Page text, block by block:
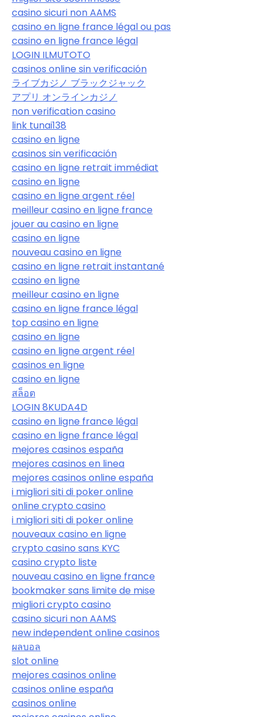
casino sicuri non AAMS
casino en ligne france légal ou pas
casino en ligne france légal
LOGIN ILMUTOTO
casinos online sin verificación
ライブカジノ ブラックジャック
アプリ オンラインカジノ
non verification casino
link tunai138
casino en ligne
casinos sin verificación
casino en ligne retrait immédiat
casino en ligne
casino en ligne argent réel
meilleur casino en ligne france
jouer au casino en ligne
casino en ligne
nouveau casino en ligne
casino en ligne retrait instantané
casino en ligne
meilleur casino en ligne
casino en ligne france légal
top casino en ligne
casino en ligne
casino en ligne argent réel
casinos en ligne
casino en ligne
สล็อต
LOGIN 8KUDA4D
casino en ligne france légal
casino en ligne france légal
mejores casinos españa
mejores casinos en linea
mejores casinos online españa
i migliori siti di poker online
online crypto casino
i migliori siti di poker online
nouveaux casino en ligne
crypto casino sans KYC
casino crypto liste
nouveau casino en ligne france
bookmaker sans limite de mise
migliori crypto casino
casino sicuri non AAMS
new independent online casinos
ผลบอล
slot online
mejores casinos online
casinos online españa
casinos online